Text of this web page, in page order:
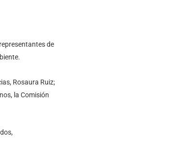
de
Rosaura Ruiz;
la Comisión